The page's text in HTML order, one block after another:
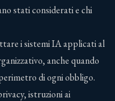
stati considerati e chi
i sistemi IA applicati al
anche quando
di ogni obbligo.
istruzioni ai